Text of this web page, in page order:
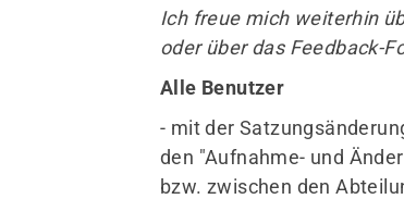
Ich freue mich weiterhin
oder über das Feedback-
Alle Benutzer
- mit der
den "Aufnahme- und
bzw. zwischen den
Sportveranstaltungen
Sportstätten